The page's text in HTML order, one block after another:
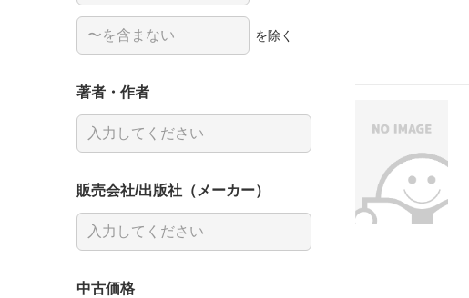
を除く
著者・作者
販売会社/出版社（メーカー）
中古価格